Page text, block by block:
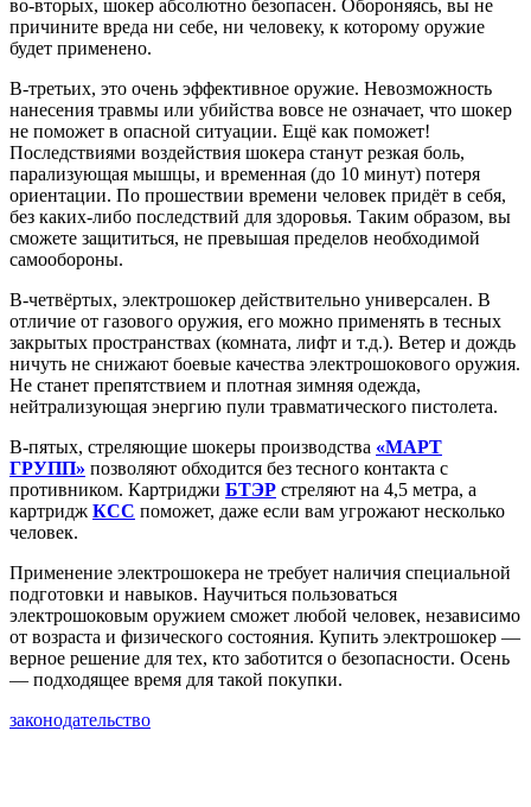
во-вторых, шокер абсолютно безопасен. Обороняясь, вы не
причините вреда ни себе, ни человеку, к которому оружие
будет применено.
В-третьих, это очень эффективное оружие. Невозможность
нанесения травмы или убийства вовсе не означает, что шокер
не поможет в опасной ситуации. Ещё как поможет!
Последствиями воздействия шокера станут резкая боль,
парализующая мышцы, и временная (до 10 минут) потеря
ориентации. По прошествии времени человек придёт в себя,
без каких-либо последствий для здоровья. Таким образом, вы
сможете защититься, не превышая пределов необходимой
самообороны.
В-четвёртых, электрошокер действительно универсален. В
отличие от газового оружия, его можно применять в тесных
закрытых пространствах (комната, лифт и т.д.). Ветер и дождь
ничуть не снижают боевые качества электрошокового оружия.
Не станет препятствием и плотная зимняя одежда,
нейтрализующая энергию пули травматического пистолета.
В-пятых, стреляющие шокеры производства «МАРТ
ГРУПП» позволяют обходится без тесного контакта с
противником. Картриджи БТЭР стреляют на 4,5 метра, а
картридж КСС поможет, даже если вам угрожают несколько
человек.
Применение электрошокера не требует наличия специальной
подготовки и навыков. Научиться пользоваться
электрошоковым оружием сможет любой человек, независимо
от возраста и физического состояния. Купить электрошокер —
верное решение для тех, кто заботится о безопасности. Осень
— подходящее время для такой покупки.
законодательство